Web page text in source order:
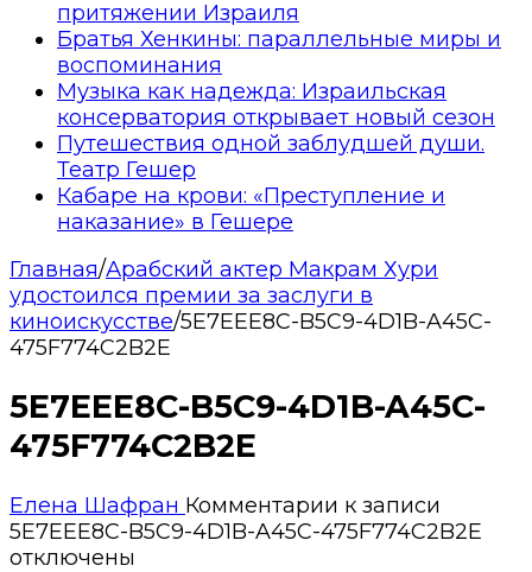
притяжении Израиля
Братья Хенкины: параллельные миры и
воспоминания
Музыка как надежда: Израильская
консерватория открывает новый сезон
Путешествия одной заблудшей души.
Театр Гешер
Кабаре на крови: «Преступление и
наказание» в Гешере
Главная/Арабский актер Макрам Хури
удостоился премии за заслуги в
киноискусстве/5E7EEE8C-B5C9-4D1B-A45C-
475F774C2B2E
5E7EEE8C-B5C9-4D1B-A45C-
475F774C2B2E
Елена Шафран Комментарии к записи
5E7EEE8C-B5C9-4D1B-A45C-475F774C2B2E
отключены